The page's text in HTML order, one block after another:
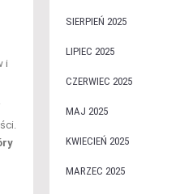
i
SIERPIEŃ 2025
LIPIEC 2025
CZERWIEC 2025
MAJ 2025
KWIECIEŃ 2025
MARZEC 2025